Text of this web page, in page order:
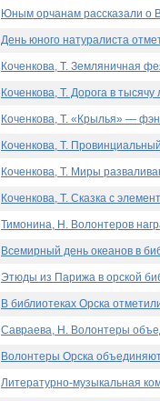
Юным орчанам рассказали о
День юного натуралиста
Коченкова, Т. Земляничная
Коченкова, Т. Дорога в
Коченкова, Т. «Крылья» —
Коченкова, Т.
Коченкова, Т. Миры
Коченкова, Т. Сказка с
Тимонина, Н. Волонтеров
Всемирный день океанов в
Этюды из Парижа в орской
В библиотеках Орска
Савраева, Н. Волонтеры
Волонтеры Орска
Литературно-музыкальная